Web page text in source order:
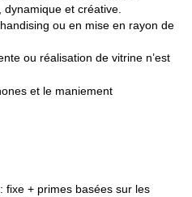
et créative.
ou en mise en rayon de
ou réalisation de vitrine n’est
et le maniement
fixe + primes basées sur les